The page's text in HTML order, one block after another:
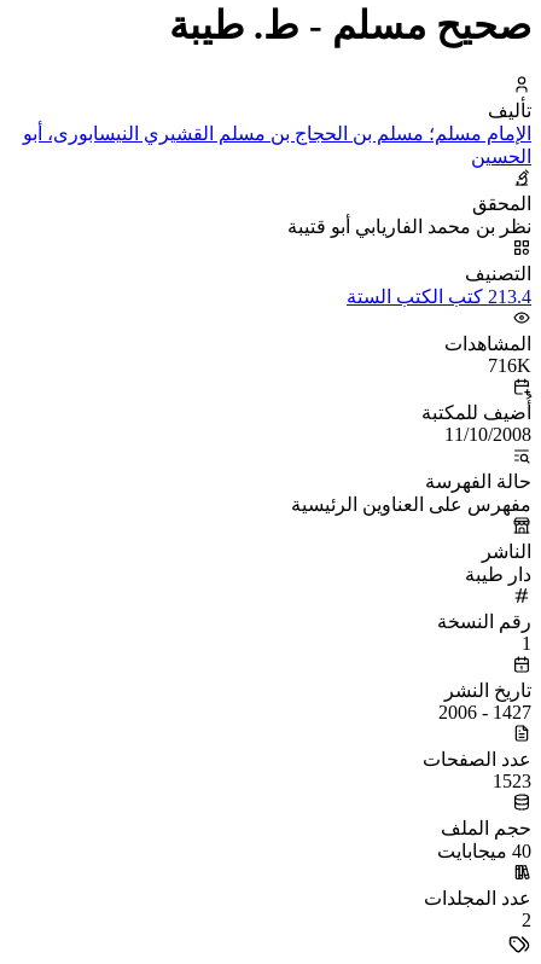
صحيح مسلم - ط. طيبة
تأليف
الإمام مسلم؛ مسلم بن الحجاج بن مسلم القشيري النيسابورى، أبو
الحسين
المحقق
نظر بن محمد الفاريابي أبو قتيبة
التصنيف
213.4 كتب الكتب الستة
المشاهدات
716K
أُضيف للمكتبة
11/10/2008
حالة الفهرسة
مفهرس على العناوين الرئيسية
الناشر
دار طيبة
رقم النسخة
1
تاريخ النشر
1427 - 2006
عدد الصفحات
1523
حجم الملف
40 ميجابايت
عدد المجلدات
2